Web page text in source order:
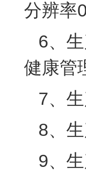
分辨率
6、
健康管
7、
8、
9、